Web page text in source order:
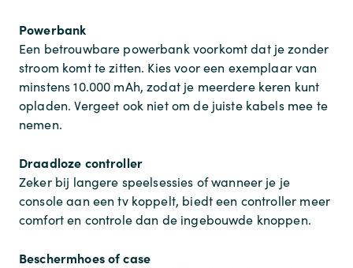
Powerbank
Een betrouwbare powerbank voorkomt dat je zonder
stroom komt te zitten. Kies voor een exemplaar van
minstens 10.000 mAh, zodat je meerdere keren kunt
opladen. Vergeet ook niet om de juiste kabels mee te
nemen.
Draadloze controller
Zeker bij langere speelsessies of wanneer je je
console aan een tv koppelt, biedt een controller meer
comfort en controle dan de ingebouwde knoppen.
Beschermhoes of case